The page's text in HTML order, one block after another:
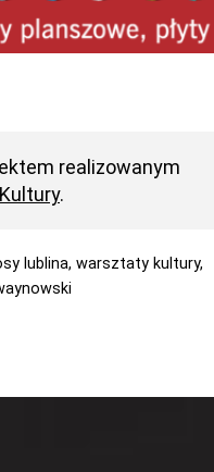
realizowanym
.
lublina,warsztaty kultury,